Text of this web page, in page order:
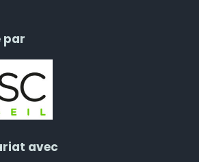
par
avec